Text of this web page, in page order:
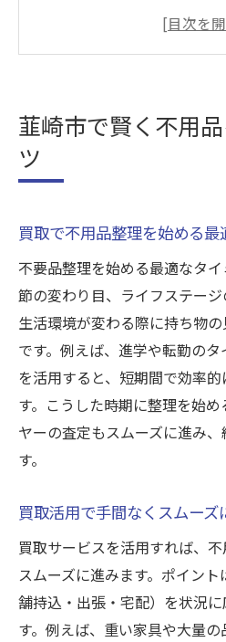
買取活用で手間なく
買取利用で信頼でき
買取で高額を狙うバ
買取バイヤーの専門
買取経験者が語るバ
買取バイヤーの口コ
買取で損しないバイ
買取バイヤー利用で
ブランド品売却で後悔し
買取でブランド品を
買取でブランド価値
買取バイヤーの査定
買取後に後悔しない
買取で失敗しないブ
バイヤー活用で買取額ア
韮崎市で賢く不用
ツ
買取で不用品整理を始める
不要品整理を始める最適なタ
節の変わり目、ライフステージ
生活環境が変わる際に持ち物
です。例えば、進学や転勤の
を活用すると、短期間で効率
す。こうした時期に整理を始
ヤーの査定もスムーズに進み
す。
買取活用で手間なくスムーズ
買取サービスを活用すれば、
スムーズに進みます。ポイン
舗持込・出張・宅配）を状況
す。例えば、重い家具や大量